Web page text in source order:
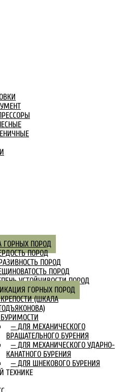
ГОРНЫХ ПОРОД
ПОРОД
ПОРОД
ПОРОД
УСТОЙЧИВОСТИ ПОРОД
ГОРНЫХ ПОРОД
(ШКАЛА
— ДЛЯ МЕХАНИЧЕСКОГО
ВРАЩАТЕЛЬНОГО БУРЕНИЯ
— ДЛЯ МЕХАНИЧЕСКОГО УДАРНО-
КАНАТНОГО БУРЕНИЯ
— ДЛЯ ШНЕКОВОГО БУРЕНИЯ
ТЕХНИКЕ